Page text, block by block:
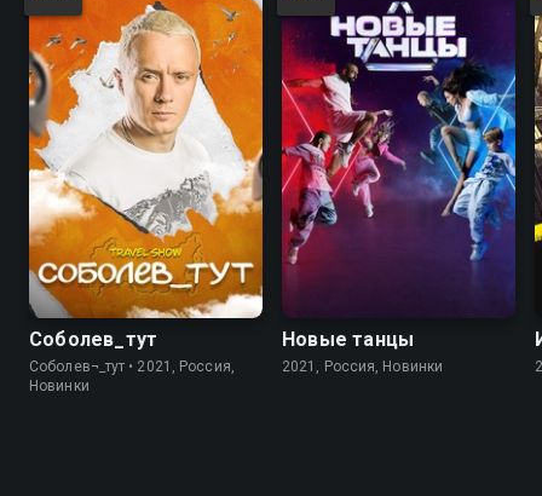
Соболев_тут
Соболев¬_тут • 2021, Россия,
Новинки
Новые танцы
2021, Россия, Новинки